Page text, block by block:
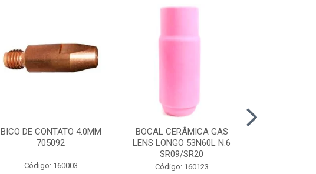
BICO DE CONTATO 4.0MM
705092
Código: 160003
BOCAL CERÂMICA GAS
LENS LONGO 53N60L N.6
SR09/SR20
Código: 160123